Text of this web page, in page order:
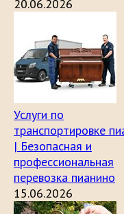
20.06.2026
Услуги по
транспортировке
| Безопасная и
профессиональная
перевозка пианино
15.06.2026